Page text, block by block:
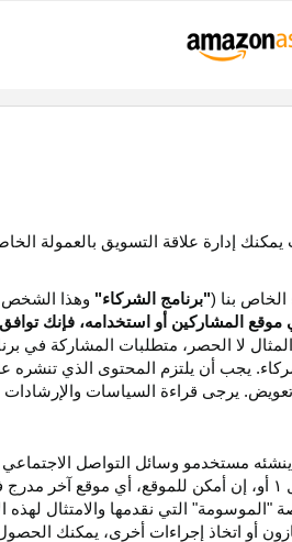
إدارة علاقة التسويق بالعمولة
بنا ("برنامج الشركاء" وهذا الشخص
المشاركين أو استخدامه، فإنك
لا الحصر، متطلبات المشاركة في
. يجب أن يلتزم المحتوى الذي تنشره
يرجى قراءة السياسات والإرشادات
مستخدمو وسائل التواصل الاجتماعي أو
۱ أو، إن أمكن للموقع، أي موقع آخر مدرج
التي نقدمها والامتثال لهذه
أو اتخاذ إجراءات أخرى، يمكنك